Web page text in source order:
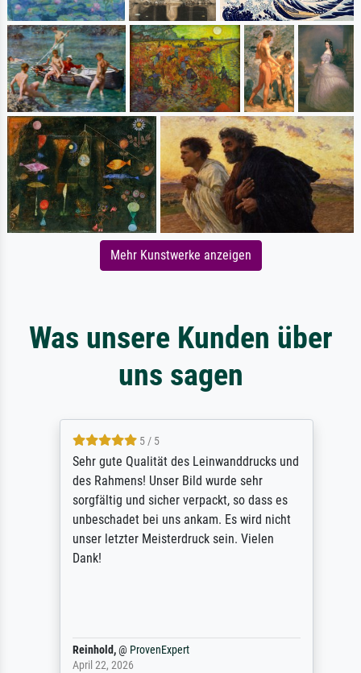
Mehr Kunstwerke anzeigen
Was unsere Kunden über
uns sagen
5 / 5
Sehr gute Qualität des Leinwanddrucks und
des Rahmens! Unser Bild wurde sehr
sorgfältig und sicher verpackt, so dass es
unbeschadet bei uns ankam. Es wird nicht
unser letzter Meisterdruck sein. Vielen
Dank!
Reinhold,@ProvenExpert
April 22, 2026